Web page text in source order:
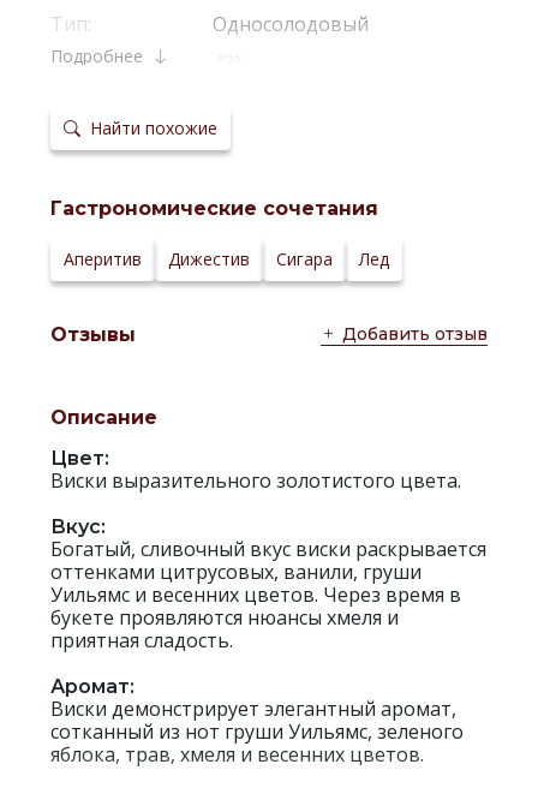
Тип:
Односолодовый
Крепость:
Выдержка в
бочках:
Из-Под Пива
сервировки:
Сайт
Подробнее
Найти похожие
Гастрономические сочетания
Аперитив Дижестив Сигара Лед
Отзывы Добавить отзыв
Описание
Цвет:
Виски выразительного золотистого цвета.
Вкус:
Богатый, сливочный вкус виски раскрывается
оттенками цитрусовых, ванили, груши
Уильямс и весенних цветов. Через время в
букете проявляются нюансы хмеля и
приятная сладость.
Аромат:
Виски демонстрирует элегантный аромат,
сотканный из нот груши Уильямс, зеленого
яблока, трав, хмеля и весенних цветов.